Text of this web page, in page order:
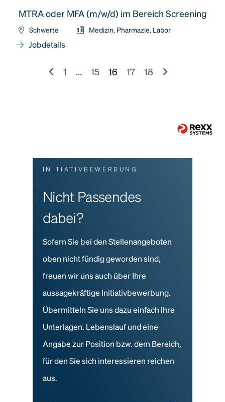
MTRA oder MFA (m/w/d) im Bereich Screening
Schwerte Medizin, Pharmazie, Labor
Jobdetails
1 ... 15 16 17 18
INITIATIVBEWERBUNG
Nicht Passendes
dabei?
Sofern Sie bei den Stellenangeboten
oben nicht fündig geworden sind,
freuen wir uns auch über Ihre
aussagekräftige Initiativbewerbung.
Übermitteln Sie uns dazu einfach Ihre
Unterlagen. Lebenslauf und eine
Angabe zur Position bzw. dem Bereich,
für den Sie sich interessieren reichen
aus.